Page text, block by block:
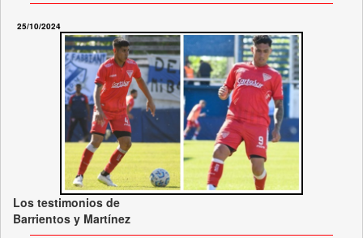
25/10/2024
Los testimonios de
Barrientos y Martínez